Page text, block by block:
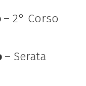
– 2° Corso
– Serata